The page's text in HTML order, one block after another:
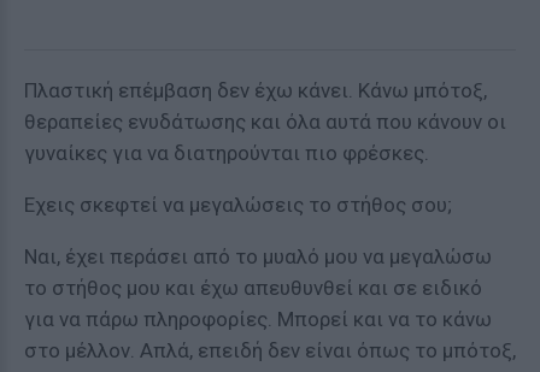
Πλαστική επέμβαση δεν έχω κάνει. Κάνω μπότοξ,
θεραπείες ενυδάτωσης και όλα αυτά που κάνουν οι
γυναίκες για να διατηρούνται πιο φρέσκες.
Εχεις σκεφτεί να μεγαλώσεις το στήθος σου;
Ναι, έχει περάσει από το μυαλό μου να μεγαλώσω
το στήθος μου και έχω απευθυνθεί και σε ειδικό
για να πάρω πληροφορίες. Μπορεί και να το κάνω
στο μέλλον. Απλά, επειδή δεν είναι όπως το μπότοξ,